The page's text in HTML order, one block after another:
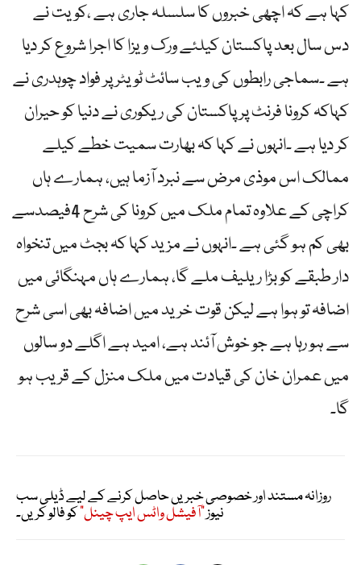
کہا ہے کہ اچھی خبروں کا سلسلہ جاری ہے ،کویت نے
دس سال بعد پاکستان کیلئے ورک ویزا کا اجرا شروع کر دیا
ہے ۔سماجی رابطوں کی ویب سائٹ ٹویٹر پر فواد چوہدری نے
کہاکہ کرونا فرنٹ پر پاکستان کی ریکوری نے دنیا کو حیران
کر دیا ہے ۔انہوں نے کہا کہ بھارت سمیت خطے کیلے
ممالک اس موذی مرض سے نبرد آزما ہیں، ہمارے ہاں
کراچی کے علاوہ تمام ملک میں کرونا کی شرح 4فیصدسے
بھی کم ہو گئی ہے ۔انہوں نے مزید کہا کہ بجٹ میں تنخواہ
دار طبقے کو بڑا ریلیف ملے گا، ہمارے ہاں مہنگائی میں
اضافہ تو ہوا ہے لیکن قوت خرید میں اضافہ بھی اسی شرح
سے ہو رہا ہے جو خوش آئند ہے، امید ہے اگلے دو سالوں
میں عمران خان کی قیادت میں ملک منزل کے قریب ہو
گا۔
روزانہ مستند اور خصوصی خبریں حاصل کرنے کے لیے ڈیلی سب
نیوز"آفیشل واٹس ایپ چینل"کو فالو کریں۔